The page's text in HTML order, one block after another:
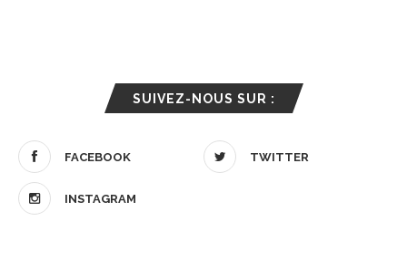
SUIVEZ-NOUS SUR :
FACEBOOK TWITTER
INSTAGRAM